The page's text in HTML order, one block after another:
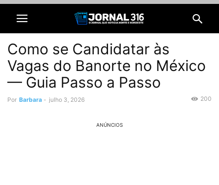
Como se Candidatar às
Vagas do Banorte no México
— Guia Passo a Passo
Por Barbara - julho 3, 2026 200
ANÚNCIOS